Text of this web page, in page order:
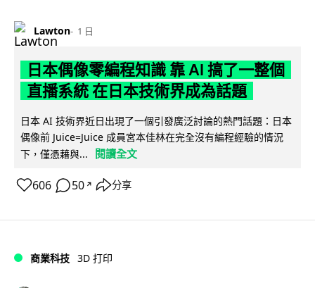
Lawton 1 日
日本偶像零編程知識 靠 AI 搞了一整個
直播系統 在日本技術界成為話題
日本 AI 技術界近日出現了一個引發廣泛討論的熱門話題：日本
偶像前 Juice=Juice 成員宮本佳林在完全沒有編程經驗的情況
下，僅憑藉與...
閱讀全文
606 50 ↗ 分享
商業科技 3D 打印